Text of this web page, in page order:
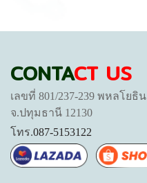
CONTACT US
เลขที่ 801/237-239 พหลโย
จ.ปทุมธานี 12130
โทร.087-5153122